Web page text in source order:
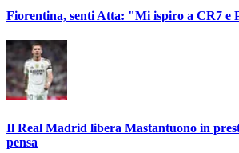
Fiorentina, senti Atta: "Mi ispiro a CR7 e
Il Real Madrid libera Mastantuono in
pensa